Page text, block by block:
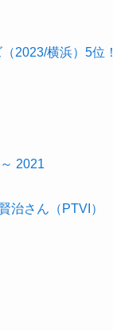
2023/横浜）5位！
2021
さん（PTVI）